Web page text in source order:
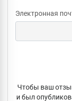
Электронная
Чтобы ваш
и был